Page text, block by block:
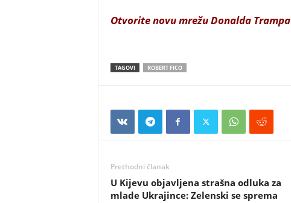
Otvorite novu mrežu Donalda Trampa
TAGOVI ROBERT FICO
Prethodni članak
U Kijevu objavljena strašna odluka za
mlade Ukrajince: Zelenski se sprema